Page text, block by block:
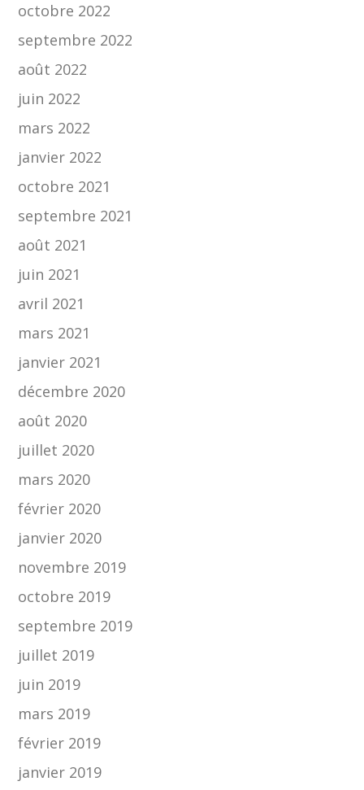
octobre 2022
septembre 2022
août 2022
juin 2022
mars 2022
janvier 2022
octobre 2021
septembre 2021
août 2021
juin 2021
avril 2021
mars 2021
janvier 2021
décembre 2020
août 2020
juillet 2020
mars 2020
février 2020
janvier 2020
novembre 2019
octobre 2019
septembre 2019
juillet 2019
juin 2019
mars 2019
février 2019
janvier 2019